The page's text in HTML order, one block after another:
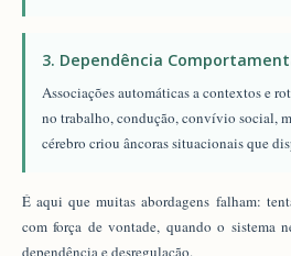
3. Dependência
Associações automáticas a contextos e
no trabalho, condução, convívio social,
cérebro criou âncoras situacionais que
É aqui que muitas abordagens falham:
com força de vontade, quando o sistema
dependência e desregulação.